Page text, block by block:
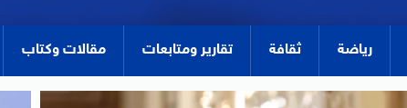
رياضة ثقافة تقارير ومتابعات مقالات وكتاب